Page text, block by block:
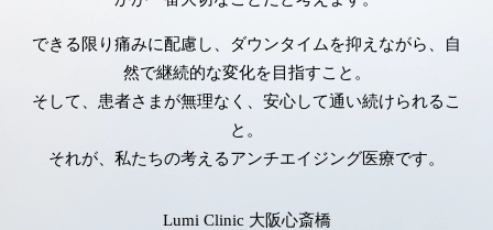
できる限り痛みに配慮し、ダウンタイムを抑えながら、自
然で継続的な変化を目指すこと。
そして、患者さまが無理なく、安心して通い続けられるこ
と。
それが、私たちの考えるアンチエイジング医療です。
Lumi Clinic 大阪心斎橋